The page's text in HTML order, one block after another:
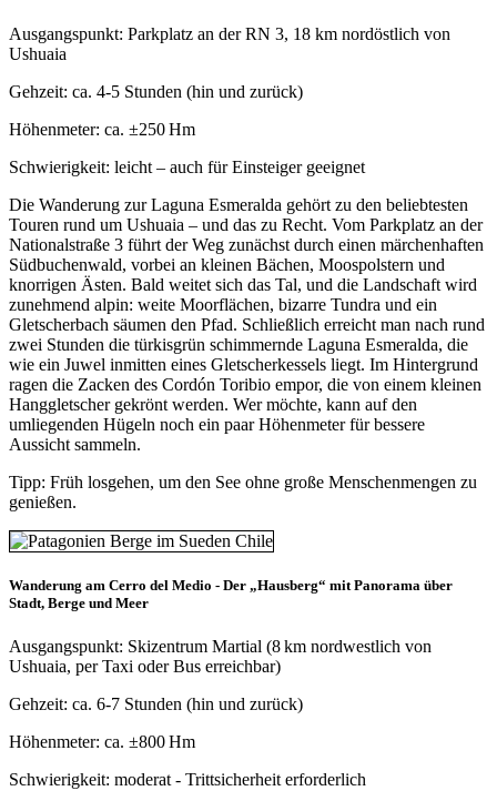
Ausgangspunkt: Parkplatz an der RN 3, 18 km nordöstlich von
Ushuaia
Gehzeit: ca. 4-5 Stunden (hin und zurück)
Höhenmeter: ca. ±250 Hm
Schwierigkeit: leicht – auch für Einsteiger geeignet
Die Wanderung zur Laguna Esmeralda gehört zu den beliebtesten
Touren rund um Ushuaia – und das zu Recht. Vom Parkplatz an der
Nationalstraße 3 führt der Weg zunächst durch einen märchenhaften
Südbuchenwald, vorbei an kleinen Bächen, Moospolstern und
knorrigen Ästen. Bald weitet sich das Tal, und die Landschaft wird
zunehmend alpin: weite Moorflächen, bizarre Tundra und ein
Gletscherbach säumen den Pfad. Schließlich erreicht man nach rund
zwei Stunden die türkisgrün schimmernde Laguna Esmeralda, die
wie ein Juwel inmitten eines Gletscherkessels liegt. Im Hintergrund
ragen die Zacken des Cordón Toribio empor, die von einem kleinen
Hanggletscher gekrönt werden. Wer möchte, kann auf den
umliegenden Hügeln noch ein paar Höhenmeter für bessere
Aussicht sammeln.
Tipp: Früh losgehen, um den See ohne große Menschenmengen zu
genießen.
Wanderung am Cerro del Medio - Der „Hausberg“ mit Panorama über
Stadt, Berge und Meer
Ausgangspunkt: Skizentrum Martial (8 km nordwestlich von
Ushuaia, per Taxi oder Bus erreichbar)
Gehzeit: ca. 6-7 Stunden (hin und zurück)
Höhenmeter: ca. ±800 Hm
Schwierigkeit: moderat - Trittsicherheit erforderlich